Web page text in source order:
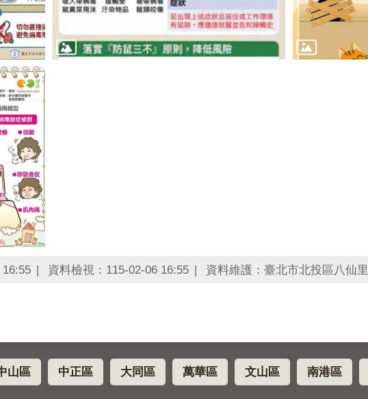
資料檢視：115-02-06 16:55 資料維護：臺北市北投區八仙里
山區 中正區 大同區 萬華區 文山區 南港區